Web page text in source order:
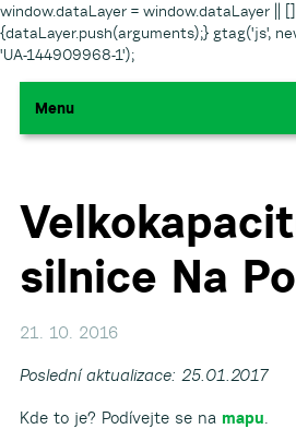
window.dataLayer = window.dataLayer ||
{dataLayer.push(arguments);} gtag('js',
'UA-144909968-1');
Menu
silnice Na
21. 10. 2016
Poslední aktualizace: 25.01.2017
Kde to je? Podívejte se na mapu.